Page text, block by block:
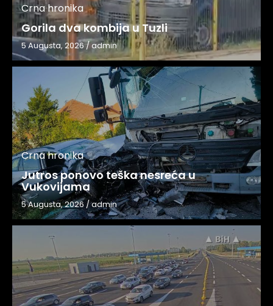
Crna hronika
Gorila dva kombija u Tuzli
5 Augusta, 2026/admin
Crna hronika
Jutros ponovo teška nesreća u
Vukovijama
5 Augusta, 2026/admin